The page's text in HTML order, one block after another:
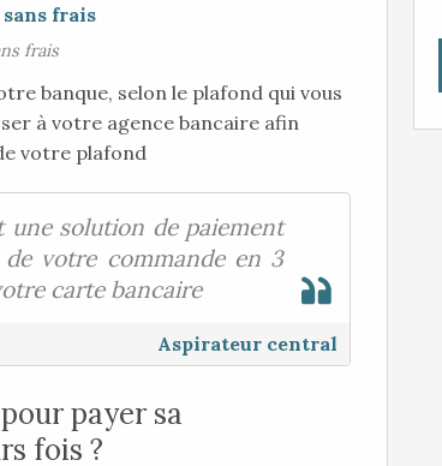
frais
banque, selon le plafond qui vous
à votre agence bancaire afin
votre plafond
une solution de paiement
votre commande en 3
carte bancaire
Aspirateur central
payer sa
fois ?